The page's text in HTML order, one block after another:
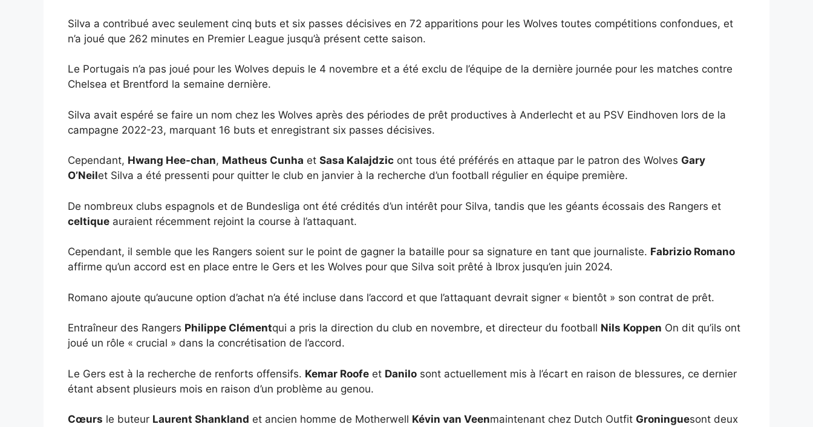
Silva a contribué avec seulement cinq buts et six passes décisives en 72 apparitions pour les Wolves toutes compétitions confondues, et
n’a joué que 262 minutes en Premier League jusqu’à présent cette saison.
Le Portugais n’a pas joué pour les Wolves depuis le 4 novembre et a été exclu de l’équipe de la dernière journée pour les matches contre
Chelsea et Brentford la semaine dernière.
Silva avait espéré se faire un nom chez les Wolves après des périodes de prêt productives à Anderlecht et au PSV Eindhoven lors de la
campagne 2022-23, marquant 16 buts et enregistrant six passes décisives.
Cependant, Hwang Hee-chan, Matheus Cunha et Sasa Kalajdzic ont tous été préférés en attaque par le patron des Wolves Gary
O’Neilet Silva a été pressenti pour quitter le club en janvier à la recherche d’un football régulier en équipe première.
De nombreux clubs espagnols et de Bundesliga ont été crédités d’un intérêt pour Silva, tandis que les géants écossais des Rangers et
celtique auraient récemment rejoint la course à l’attaquant.
Cependant, il semble que les Rangers soient sur le point de gagner la bataille pour sa signature en tant que journaliste. Fabrizio Romano
affirme qu’un accord est en place entre le Gers et les Wolves pour que Silva soit prêté à Ibrox jusqu’en juin 2024.
Romano ajoute qu’aucune option d’achat n’a été incluse dans l’accord et que l’attaquant devrait signer « bientôt » son contrat de prêt.
Entraîneur des Rangers Philippe Clémentqui a pris la direction du club en novembre, et directeur du football Nils Koppen On dit qu’ils ont
joué un rôle « crucial » dans la concrétisation de l’accord.
Le Gers est à la recherche de renforts offensifs. Kemar Roofe et Danilo sont actuellement mis à l’écart en raison de blessures, ce dernier
étant absent plusieurs mois en raison d’un problème au genou.
Cœurs le buteur Laurent Shankland et ancien homme de Motherwell Kévin van Veenmaintenant chez Dutch Outfit Groninguesont deux